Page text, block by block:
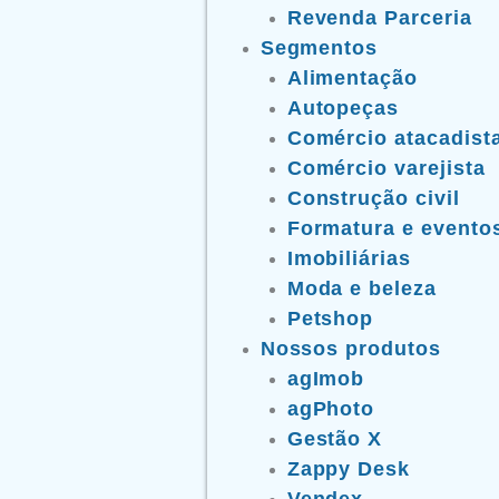
Revenda Parceria
Segmentos
Alimentação
Autopeças
Comércio
Comércio varejista
Construção civil
Formatura e
Imobiliárias
Moda e beleza
Petshop
Nossos produtos
agImob
agPhoto
Gestão X
Zappy Desk